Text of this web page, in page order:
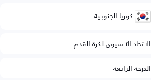
كوريا الجنوبية
الاتحاد الآسيوي لكرة القدم
الدرجة الرابعة